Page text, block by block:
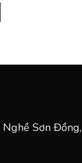
Nghề Sơn Đồng,